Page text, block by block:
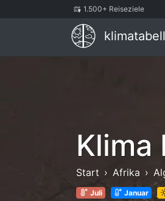
1.500+ Reiseziele
Klima
Start Afrika
Juli Januar